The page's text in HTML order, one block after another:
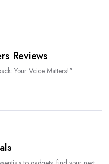
Reviews
Your Voice Matters!"